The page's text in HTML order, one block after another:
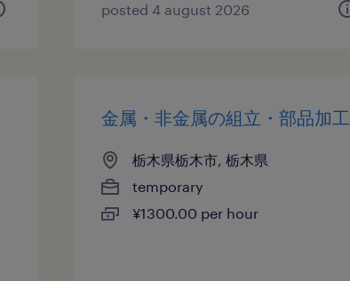
posted 4 august 2026
金属・非金属の組立・部品加工
栃木県栃木市, 栃木県
temporary
¥1300.00 per hour